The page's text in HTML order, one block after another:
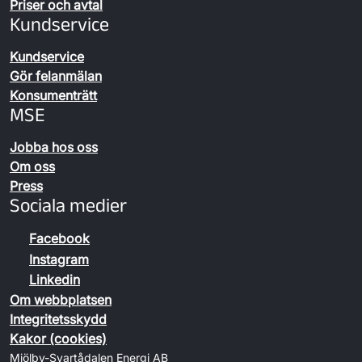
Priser och avtal
Kundservice
Kundservice
Gör felanmälan
Konsumenträtt
MSE
Jobba hos oss
Om oss
Press
Sociala medier
Facebook
Instagram
Linkedin
Om webbplatsen
Integritetsskydd
Kakor (cookies)
Mjölby-Svartådalen Energi AB